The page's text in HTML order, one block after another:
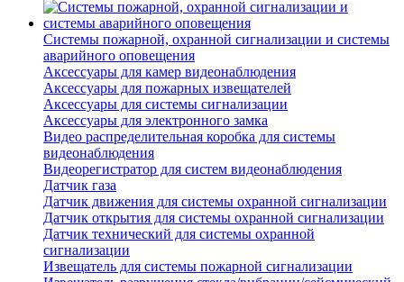
Системы пожарной, охранной сигнализации и системы
аварийного оповещения
Аксессуары для камер видеонаблюдения
Аксессуары для пожарных извещателей
Аксессуары для системы сигнализации
Аксессуары для электронного замка
Видео распределительная коробка для системы
видеонаблюдения
Видеорегистратор для систем видеонаблюдения
Датчик газа
Датчик движения для системы охранной сигнализации
Датчик открытия для системы охранной сигнализации
Датчик технический для системы охранной
сигнализации
Извещатель для системы пожарной сигнализации